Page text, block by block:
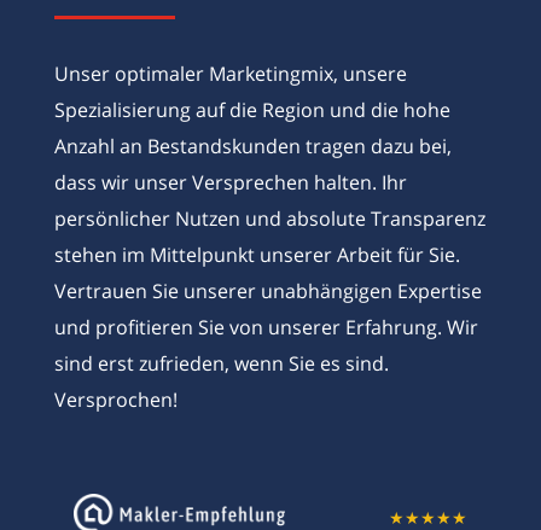
Unser optimaler Marketingmix, unsere
Spezialisierung auf die Region und die hohe
Anzahl an Bestandskunden tragen dazu bei,
dass wir unser Versprechen halten. Ihr
persönlicher Nutzen und absolute Transparenz
stehen im Mittelpunkt unserer Arbeit für Sie.
Vertrauen Sie unserer unabhängigen Expertise
und profitieren Sie von unserer Erfahrung. Wir
sind erst zufrieden, wenn Sie es sind.
Versprochen!
★
★
★
★
★